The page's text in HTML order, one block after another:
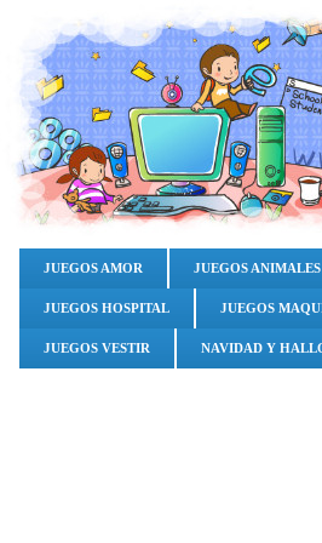
JUEGOS AMOR JUEGOS ANIMALES
JUEGOS HOSPITAL JUEGOS
JUEGOS VESTIR NAVIDAD Y